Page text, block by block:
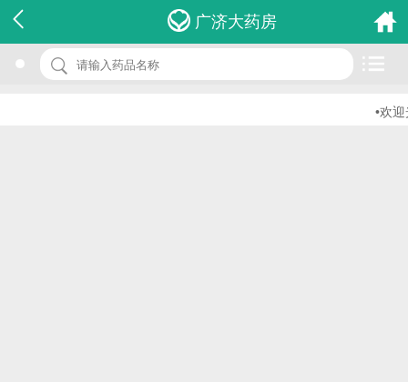
广济大药房
•欢迎
名 称：二氧化碳测定试剂盒
品 牌：(酶法)